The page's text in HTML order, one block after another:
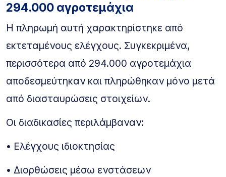
294.000 αγροτεμάχια
Η πληρωμή αυτή χαρακτηρίστηκε από
εκτεταμένους ελέγχους. Συγκεκριμένα,
περισσότερα από 294.000 αγροτεμάχια
αποδεσμεύτηκαν και πληρώθηκαν μόνο μετά
από διασταυρώσεις στοιχείων.
Οι διαδικασίες περιλάμβαναν:
• Ελέγχους ιδιοκτησίας
• Διορθώσεις μέσω ενστάσεων